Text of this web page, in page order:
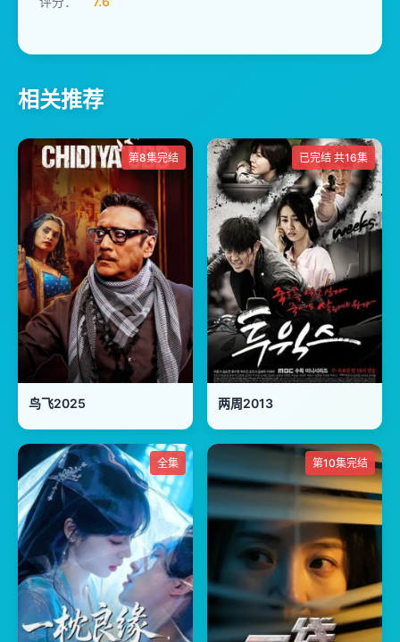
相关推荐
第8集完结
鸟飞2025
已完结 共16集
两周2013
全集 第10集完结